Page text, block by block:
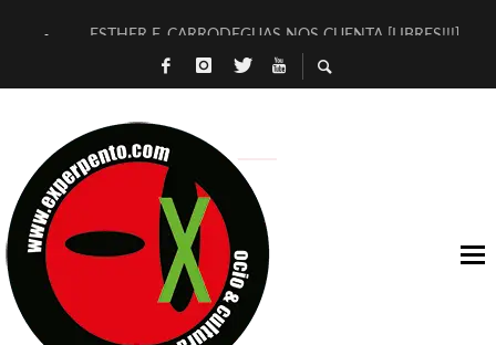
ESTHER F. CARRODEGUAS NOS CUENTA [LIBRES!!!]
[TERRA DE GUAPES] DE SANDRA MONFORT
TIMBRE 4, LA ESCUELA DEL DIRECTOR TEATRAL CLAUDIO
30 AÑOS (NO ES NADA) DE LA KATARSIS DEL TOMATAZO
MILITARES JUDÍAS EN #EXVITA
D’BALDOMEROS REINVENTAN [BITÁCORA 3.0] EN EXVITA
MARSHALL FLASH PRESENTA EN EXVITA [RELATIVA